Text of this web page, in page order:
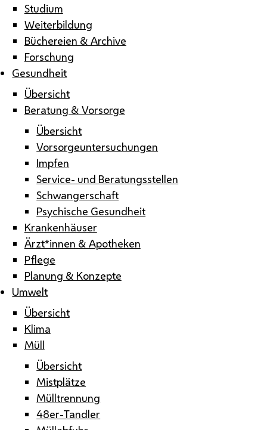
Studium
Weiterbildung
Büchereien & Archive
Forschung
Gesundheit
Übersicht
Beratung & Vorsorge
Übersicht
Vorsorgeuntersuchungen
Impfen
Service- und Beratungsstellen
Schwangerschaft
Psychische Gesundheit
Krankenhäuser
Ärzt*innen & Apotheken
Pflege
Planung & Konzepte
Umwelt
Übersicht
Klima
Müll
Übersicht
Mistplätze
Mülltrennung
48er-Tandler